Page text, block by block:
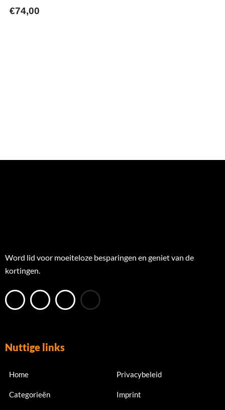
€74,00
Word lid voor moeiteloze besparingen en geniet van de
kortingen.
Nuttige links
Home
Categorieën
Privacybeleid
Imprint